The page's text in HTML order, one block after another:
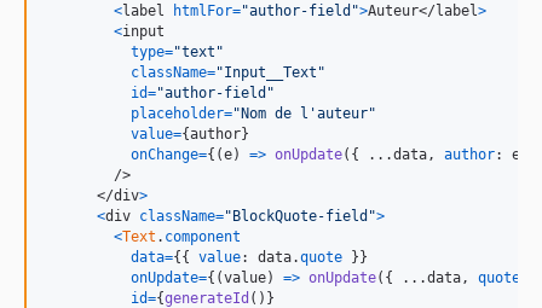
<label htmlFor="author-field">Auteur</label>
<input
type="text"
className="Input__Text"
id="author-field"
placeholder="Nom de l'auteur"
value={author}
onChange={ (e) => onUpdate( { ...data, author: e
/>
</div>
<div className="BlockQuote-field">
<Text . component
data={ { value: data.quote } }
onUpdate={ (value) => onUpdate( { ...data, quote
id={generateId ( ) }